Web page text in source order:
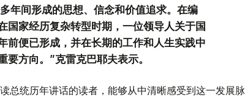
年间形成的思想、信念和价值追求。在编
国家经历复杂转型时期，一位领导人关于国
前便已形成，并在长期的工作和人生实践中
方向。”克雷克巴耶夫表示。
总统历年讲话的读者，能够从中清晰感受到这一发展脉